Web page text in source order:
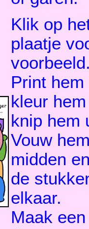
Klik op
plaatje
Print hem
kleur
knip hem
Vouw
midden
de
elkaar.
Maak